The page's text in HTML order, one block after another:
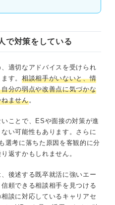
で対策をしている
適切なアドバイスを受けられ
ます。相談相手がいないと、情
分の弱点や改善点に気づかな
ません。
ことで、ESや面接の対策が進
い可能性もあります。さらに
選考に落ちた原因を客観的に分
返すかもしれません。
後述する既卒就活に強いエー
頼できる相談相手を見つける
談に対応しているキャリアセ